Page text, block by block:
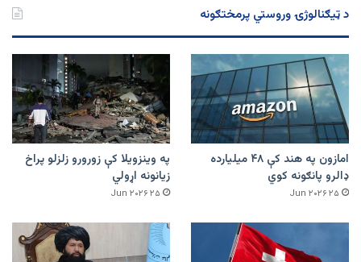
د ټیګنالوژۍ وروستي پرمختګونه
امازون په هند کې ۴۸ میلیارده
ډالرو پانګونه کوي
۲۵ Jun ۲۰۲۶
په وینزویلا کې زورورو زلزلو پراخ
زیانونه اړولي
۲۵ Jun ۲۰۲۶